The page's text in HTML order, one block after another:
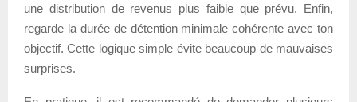
une distribution de revenus plus faible que prévu. Enfin,
regarde la durée de détention minimale cohérente avec ton
objectif. Cette logique simple évite beaucoup de mauvaises
surprises.